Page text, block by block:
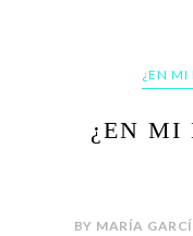
¿EN MI
¿EN MI
BY MARÍA